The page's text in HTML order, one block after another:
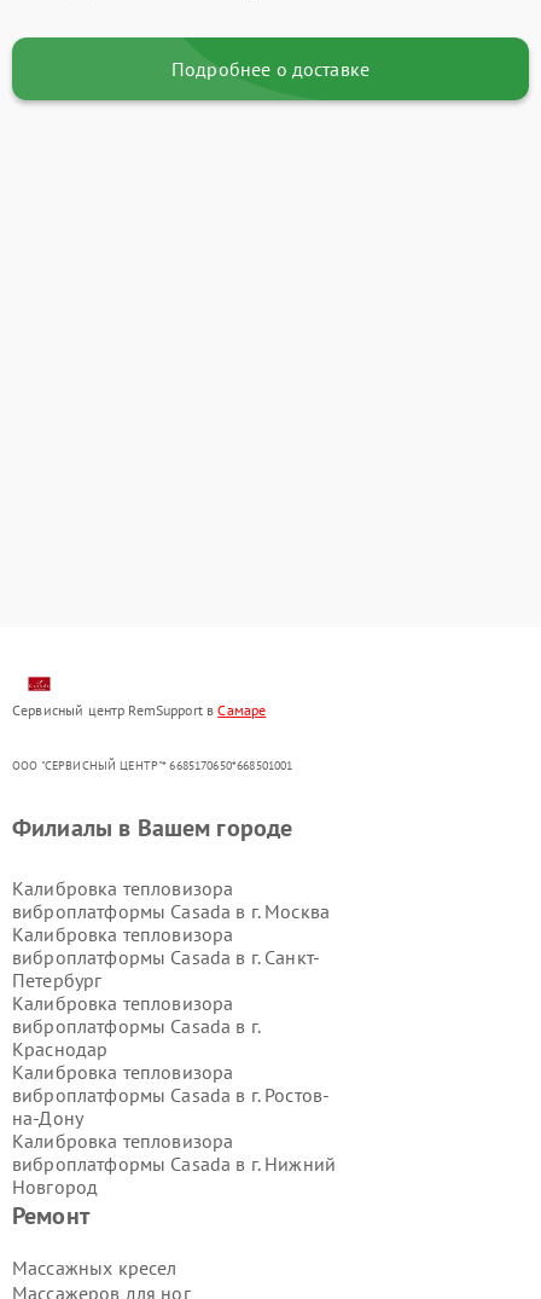
Подробнее о доставке
Сервисный центр RemSupport вСамаре
ООО "СЕРВИСНЫЙ ЦЕНТР"* 6685170650*668501001
Ремонт
Массажных кресел
Массажеров для ног
Филиалы в Вашем городе
Калибровка тепловизора
виброплатформы Casada в г. Москва
Калибровка тепловизора
виброплатформы Casada в г. Санкт-
Петербург
Калибровка тепловизора
виброплатформы Casada в г.
Краснодар
Калибровка тепловизора
виброплатформы Casada в г. Ростов-
на-Дону
Калибровка тепловизора
виброплатформы Casada в г. Нижний
Новгород
Калибровка тепловизора
Новосибирск
Калибровка тепловизора